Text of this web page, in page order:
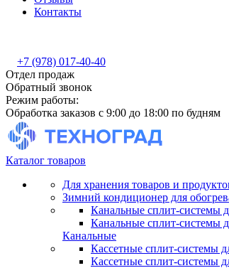
Контакты
+7 (978) 017-40-40
Отдел продаж
Обратный звонок
Режим работы:
Обработка заказов с 9:00 до 18:00 по будням
Каталог товаров
Для хранения товаров и
Зимний кондиционер для
Канальные сплит-системы
Канальные сплит-системы
Канальные
Кассетные сплит-системы
Кассетные сплит-системы